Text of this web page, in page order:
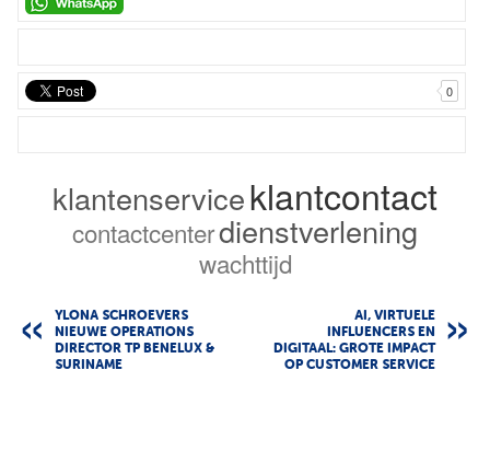
0
klantenserviceklantcontact
contactcenterdienstverlening
wachttijd
YLONA SCHROEVERS
NIEUWE OPERATIONS
DIRECTOR TP BENELUX &
SURINAME
AI, VIRTUELE
INFLUENCERS EN
DIGITAAL: GROTE IMPACT
OP CUSTOMER SERVICE